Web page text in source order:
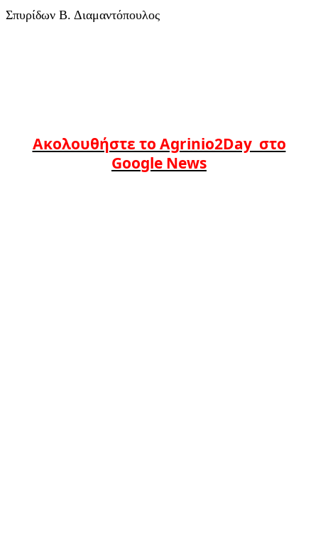
Σπυρίδων Β. Διαμαντόπουλος
Ακολουθήστε το Agrinio2Day στο
Google News